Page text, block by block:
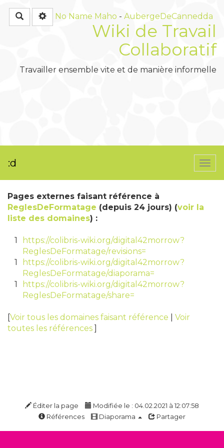
RechercherNo Name Maho - AubergeDeCannedda
Wiki de Travail
Collaboratif
Travailler ensemble vite et de manière informelle
:d
Pages externes faisant référence à
ReglesDeFormatage (depuis 24 jours) (voir la
liste des domaines) :
1
https://colibris-wiki.org/digital42morrow?
ReglesDeFormatage/revisions=
1
https://colibris-wiki.org/digital42morrow?
ReglesDeFormatage/diaporama=
1
https://colibris-wiki.org/digital42morrow?
ReglesDeFormatage/share=
[Voir tous les domaines faisant référence
Voir
toutes les références ]
Éditer la page
Modifiée le : 04.02.2021 à 12:07:58
Références
Diaporama Partager